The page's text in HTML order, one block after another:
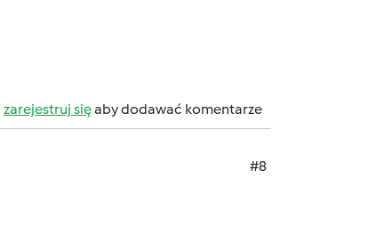
zarejestruj sięaby dodawać komentarze
#8